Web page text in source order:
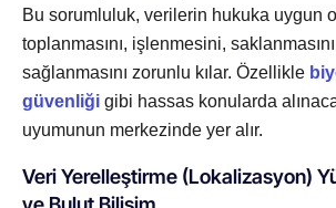
Bu sorumluluk, verilerin hukuka uygun
toplanmasını, işlenmesini,
sağlanmasını zorunlu kılar. Özellikle
güvenliği gibi hassas konularda
uyumunun merkezinde yer alır.
Veri Yerelleştirme (Lokalizasyon)